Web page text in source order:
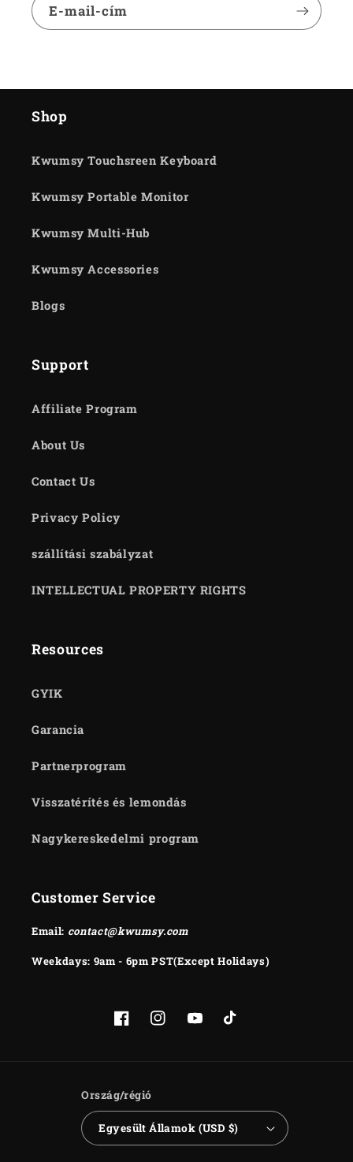
E-mail-cím
Shop
Kwumsy Touchsreen Keyboard
Kwumsy Portable Monitor
Kwumsy Multi-Hub
Kwumsy Accessories
Blogs
Support
Affiliate Program
About Us
Contact Us
Privacy Policy
szállítási szabályzat
INTELLECTUAL PROPERTY RIGHTS
Resources
GYIK
Garancia
Partnerprogram
Visszatérítés és lemondás
Nagykereskedelmi program
Customer Service
Email: contact@kwumsy.com
Weekdays: 9am - 6pm PST(Except Holidays)
FacebookInstagramYouTubeTikTok
Ország/régió
Egyesült Államok (USD $)